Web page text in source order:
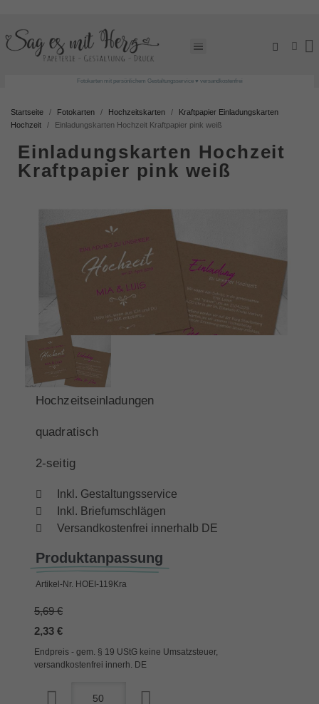
Fotokarten mit persönlichem Gestaltungsservice ♥ versandkostenfrei
Startseite Fotokarten Hochzeitskarten
Kraftpapier Einladungskarten
Hochzeit
Einladungskarten Hochzeit Kraftpapier pink weiß
Einladungskarten Hochzeit
Kraftpapier pink weiß
Hochzeitseinladungen
quadratisch
2-seitig
Inkl. Gestaltungsservice
Inkl. Briefumschlägen
Versandkostenfrei innerhalb DE
Produktanpassung
Artikel-Nr. HOEI-119Kra
5,69 €
2,33 €
Endpreis - gem. § 19 UStG keine Umsatzsteuer,
versandkostenfrei innerh. DE